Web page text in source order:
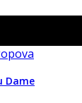
Dame